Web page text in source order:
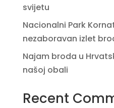
svijetu
Nacionalni Park
nezaboravan izlet
Najam broda u
našoj obali
Recent